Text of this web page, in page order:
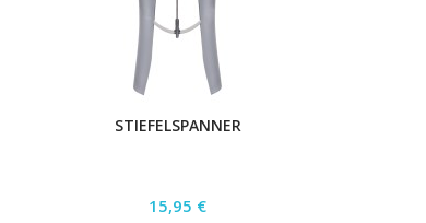
STIEFELSPANNER
Preis
15,95 €